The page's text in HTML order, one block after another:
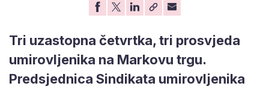
Tri uzastopna četvrtka, tri prosvjeda
umirovljenika na Markovu trgu.
Predsjednica Sindikata umirovljenika